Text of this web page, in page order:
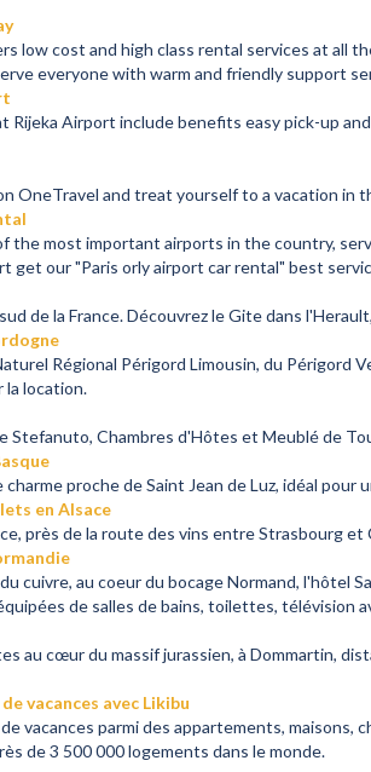
low cost and high class rental services at all
everyone with warm and friendly support
Rijeka Airport include benefits easy pick-up
OneTravel and treat yourself to a vacation
the most important airports in the country,
get our "Paris orly airport car rental" best
de la France. Découvrez le Gite dans
Régional Périgord Limousin, du Périgord
la location.
Stefanuto, Chambres d'Hôtes et Meublé de
proche de Saint Jean de Luz, idéal pour
en Alsace
près de la route des vins entre Strasbourg et
cuivre, au coeur du bocage Normand, l'hôtel
de salles de bains, toilettes, télévision
au cœur du massif jurassien, à Dommartin,
vacances avec Likibu
vacances parmi des appartements, maisons,
de 3 500 000 logements dans le monde.